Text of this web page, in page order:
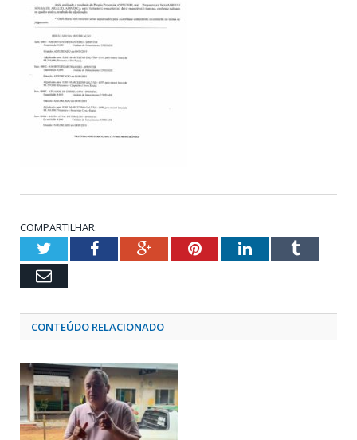
COMPARTILHAR:
TwitterFacebookGoogle+PinterestLinkedInTumblr
Email
CONTEÚDO RELACIONADO